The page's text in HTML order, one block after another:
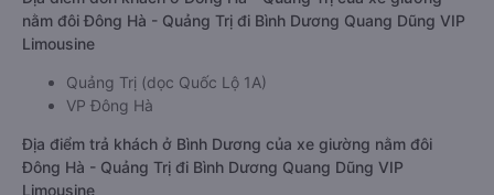
nằm đôi Đông Hà - Quảng Trị đi Bình Dương Quang Dũng VIP
Limousine
Quảng Trị (dọc Quốc Lộ 1A)
VP Đông Hà
Địa điểm trả khách ở Bình Dương của xe giường nằm đôi
Đông Hà - Quảng Trị đi Bình Dương Quang Dũng VIP
Limousine